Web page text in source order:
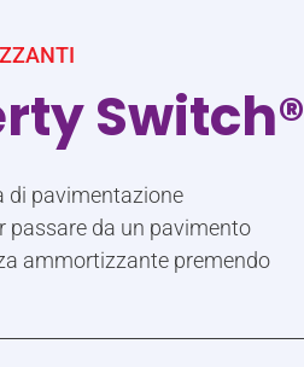
Switch®
di pavimentazione
passare da un pavimento
ammortizzante premendo